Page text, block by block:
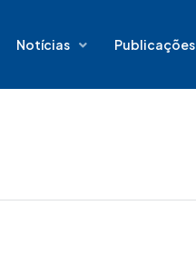
Notícias Publicações